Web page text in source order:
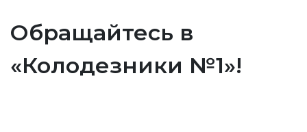
Обращайтесь в
«Колодезники №1»!